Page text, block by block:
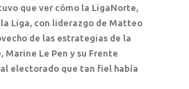
que ver cómo la LigaNorte,
Liga, con liderazgo de Matteo
de las estrategias de la
Marine Le Pen y su Frente
electorado que tan fiel había